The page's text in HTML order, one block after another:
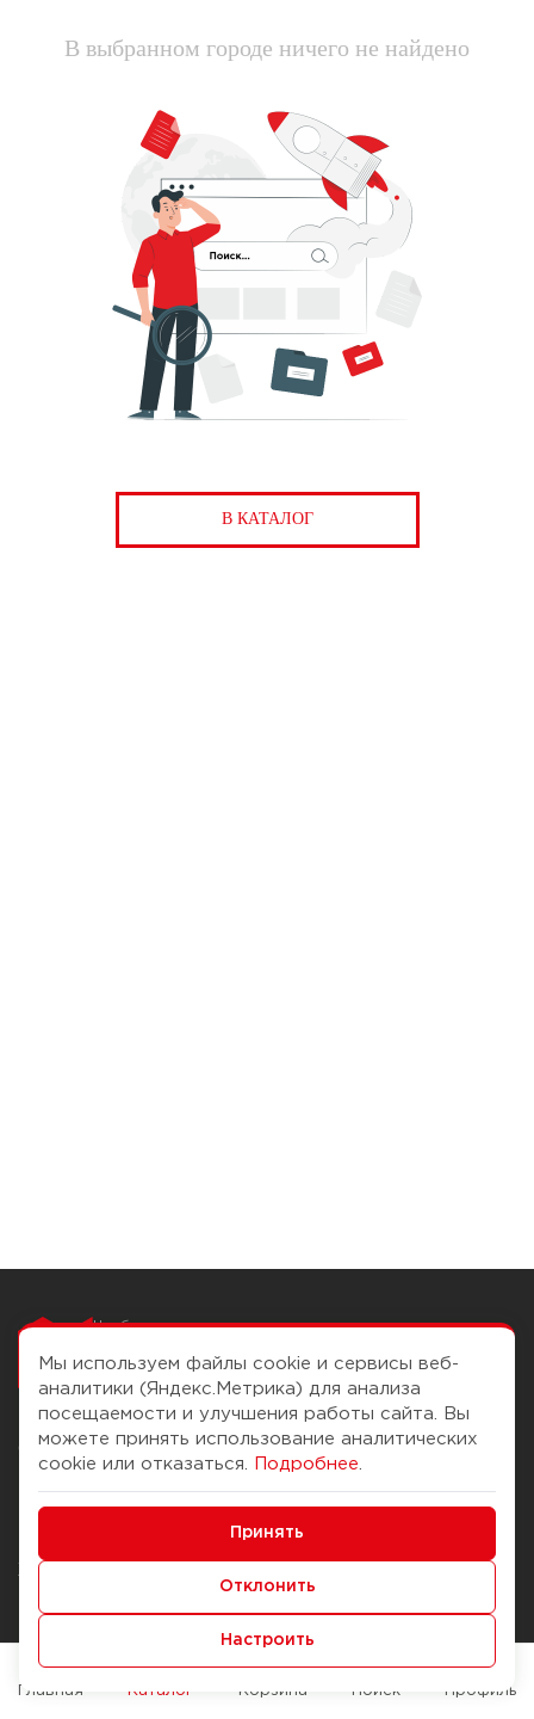
В выбранном городе ничего не найдено
В КАТАЛОГ
Чтобы вам легко
О компании
История Компании
Журнал
Наши марки
Брендирование
Помощь
Доставка и оплата
Способы оплаты
Служба контроля качества
Мы используем файлы cookie и сервисы веб-
аналитики (Яндекс.Метрика) для анализа
посещаемости и улучшения работы сайта. Вы
можете принять использование аналитических
cookie или отказаться.
Подробнее
Принять
Отклонить
Настроить
Главная Каталог Корзина Поиск Профиль